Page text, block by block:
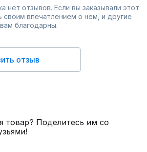
нет отзывов. Если вы заказывали этот
своим впечатлением о нём, и другие
благодарны.
отзыв
товар? Поделитесь им со